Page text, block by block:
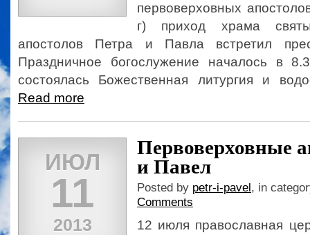
первоверховных
г) приход храма
апостолов Петра и Павла встретил
Праздничное богослужение началось в
состоялась Божественная литургия и
Read more
ИЮЛ
11
2013
Первоверховные
и Павел
Posted by petr-i-pavel, in
Comments
12 июля православная